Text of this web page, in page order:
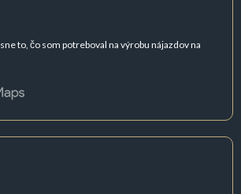
to, čo som potreboval na výrobu nájazdov na